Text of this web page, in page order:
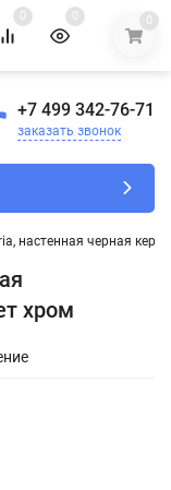
0 0 0
+7 499 342-76-71
заказать звонок
настенная черная
хром